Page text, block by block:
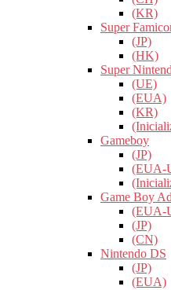
(KR)
Super
(JP)
(HK)
Super
(UE)
(EUA)
(KR)
Gameboy
(JP)
(EUA-
Game Boy
(EUA-
(JP)
(CN)
Nintendo DS
(JP)
(EUA)